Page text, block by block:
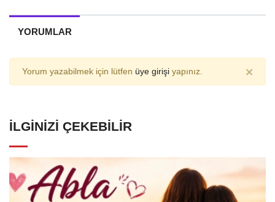
YORUMLAR
Yorum yazabilmek için lütfen üye girişi yapınız. ×
İLGINIZI ÇEKEBILIR